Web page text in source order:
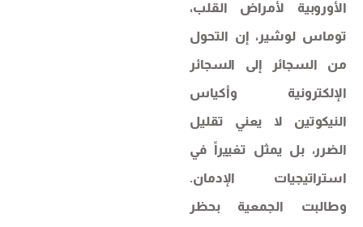
الأوروبية لأمراض القلب،
توماس لوشير، إن التحول
من السجائر إلى السجائر
الإلكترونية وأكياس
النيكوتين لا يعني تقليل
الضرر، بل يمثل تغييراً في
استراتيجيات الإدمان.
وطالبت الجمعية بحظر